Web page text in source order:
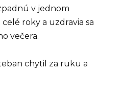
v jednom
roky a uzdravia sa
večera.
chytil za ruku a